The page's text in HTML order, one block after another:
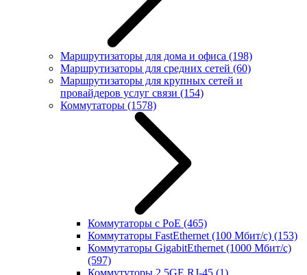
Маршрутизаторы для дома и офиса (198)
Маршрутизаторы для средних сетей (60)
Маршрутизаторы для крупных сетей и
провайдеров услуг связи (154)
Коммутаторы (1578)
Коммутаторы с PoE (465)
Коммутаторы FastEthernet (100 Мбит/с) (153)
Коммутаторы GigabitEthernet (1000 Мбит/с)
(597)
Коммутуторы 2.5GE RJ-45 (1)